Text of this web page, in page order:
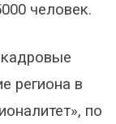
человек.
региона в
по